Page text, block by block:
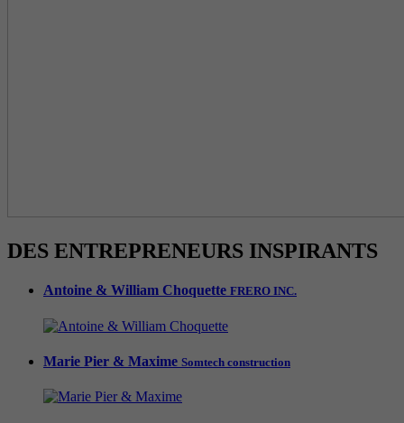
DES ENTREPRENEURS INSPIRANTS
Antoine & William Choquette FRERO INC.
Marie Pier & Maxime Somtech construction